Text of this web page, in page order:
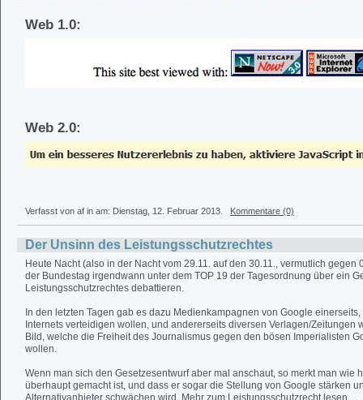
Web 1.0:
Web 2.0:
Verfasst von af in am: Dienstag, 12. Februar 2013. Kommentare (0)
Der Unsinn des Leistungsschutzrechtes
Heute Nacht (also in der Nacht vom 29.11. auf den 30.11., vermutlich gegen
der Bundestag irgendwann unter dem TOP 19 der Tagesordnung über ein
Leistungsschutzrechtes debattieren.
In den letzten Tagen gab es dazu Medienkampagnen von Google
Internets verteidigen wollen, und andererseits diversen Verlagen/Zeitungen
Bild, welche die Freiheit des Journalismus gegen den bösen Imperialisten
wollen.
Wenn man sich den Gesetzesentwurf aber mal anschaut, so merkt man wie
überhaupt gemacht ist, und dass er sogar die Stellung von Google stärken